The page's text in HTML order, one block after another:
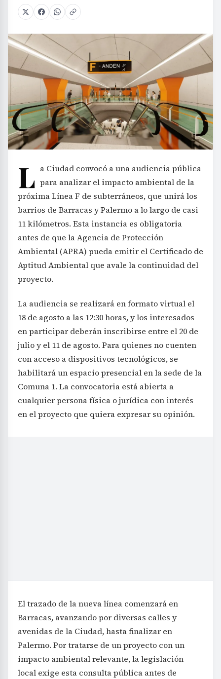
L a Ciudad convocó a una audiencia pública
para analizar el impacto ambiental de la
próxima Línea F de subterráneos, que unirá los
barrios de Barracas y Palermo a lo largo de casi
11 kilómetros. Esta instancia es obligatoria
antes de que la Agencia de Protección
Ambiental (APRA) pueda emitir el Certificado de
Aptitud Ambiental que avale la continuidad del
proyecto.
La audiencia se realizará en formato virtual el
18 de agosto a las 12:30 horas, y los interesados
en participar deberán inscribirse entre el 20 de
julio y el 11 de agosto. Para quienes no cuenten
con acceso a dispositivos tecnológicos, se
habilitará un espacio presencial en la sede de la
Comuna 1. La convocatoria está abierta a
cualquier persona física o jurídica con interés
en el proyecto que quiera expresar su opinión.
El trazado de la nueva línea comenzará en
Barracas, avanzando por diversas calles y
avenidas de la Ciudad, hasta finalizar en
Palermo. Por tratarse de un proyecto con un
impacto ambiental relevante, la legislación
local exige esta consulta pública antes de